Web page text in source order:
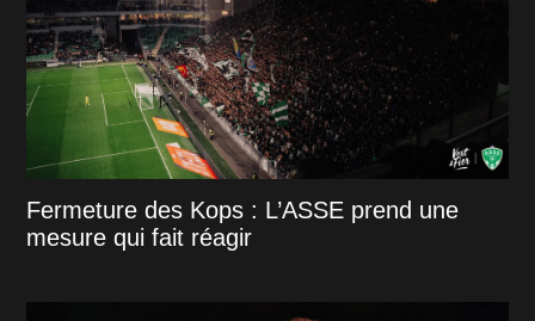
Fermeture des Kops : L’ASSE prend une
mesure qui fait réagir